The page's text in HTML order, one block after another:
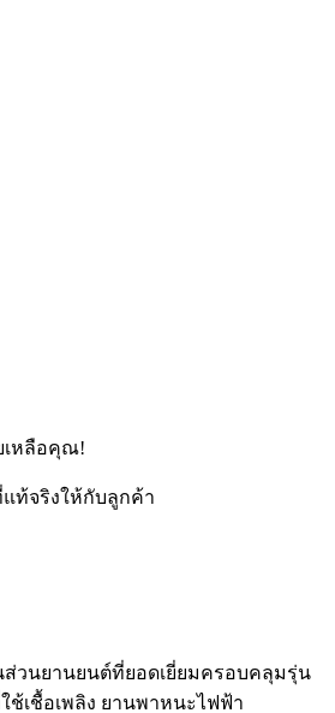
เหลือคุณ!
ท้จริงให้กับลูกค้า
ส่วนยานยนต์ที่ยอดเยี่ยมครอบคลุมรุ่น
ช้เชื้อเพลิง ยานพาหนะไฟฟ้า